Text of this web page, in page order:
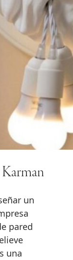
un
pared
una